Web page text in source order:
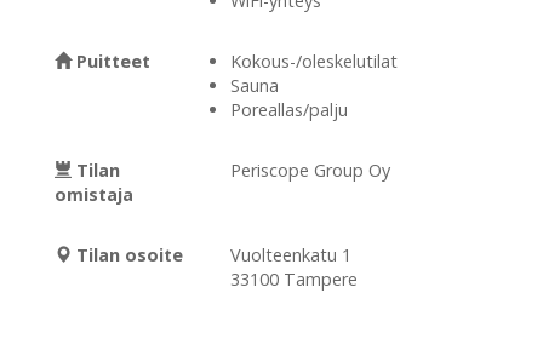
Puitteet
Kokous-/oleskelutilat
Sauna
Poreallas/palju
Tilan
omistaja
Periscope Group Oy
Tilan osoite
Vuolteenkatu 1
33100 Tampere